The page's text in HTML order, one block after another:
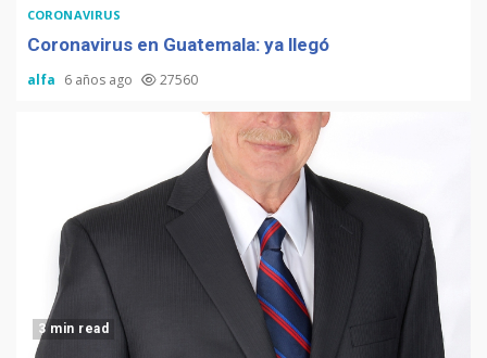
CORONAVIRUS
Coronavirus en Guatemala: ya llegó
alfa 6 años ago 27560
3 min read